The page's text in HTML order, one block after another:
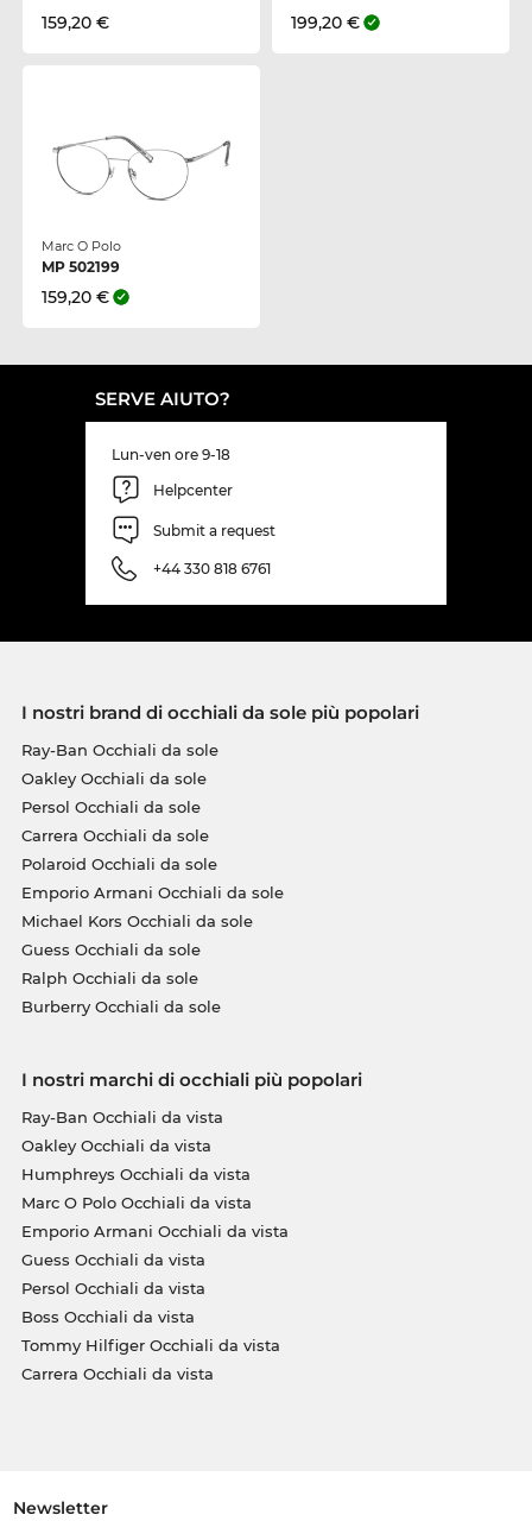
159,20 € 199,20 €
Marc O Polo
MP 502199
159,20 €
SERVE AIUTO?
Lun-ven ore 9-18
Helpcenter
Submit a request
+44 330 818 6761
I nostri brand di occhiali da sole più popolari
Ray-Ban Occhiali da sole
Oakley Occhiali da sole
Persol Occhiali da sole
Carrera Occhiali da sole
Polaroid Occhiali da sole
Emporio Armani Occhiali da sole
Michael Kors Occhiali da sole
Guess Occhiali da sole
Ralph Occhiali da sole
Burberry Occhiali da sole
I nostri marchi di occhiali più popolari
Ray-Ban Occhiali da vista
Oakley Occhiali da vista
Humphreys Occhiali da vista
Marc O Polo Occhiali da vista
Emporio Armani Occhiali da vista
Guess Occhiali da vista
Persol Occhiali da vista
Boss Occhiali da vista
Tommy Hilfiger Occhiali da vista
Carrera Occhiali da vista
Newsletter